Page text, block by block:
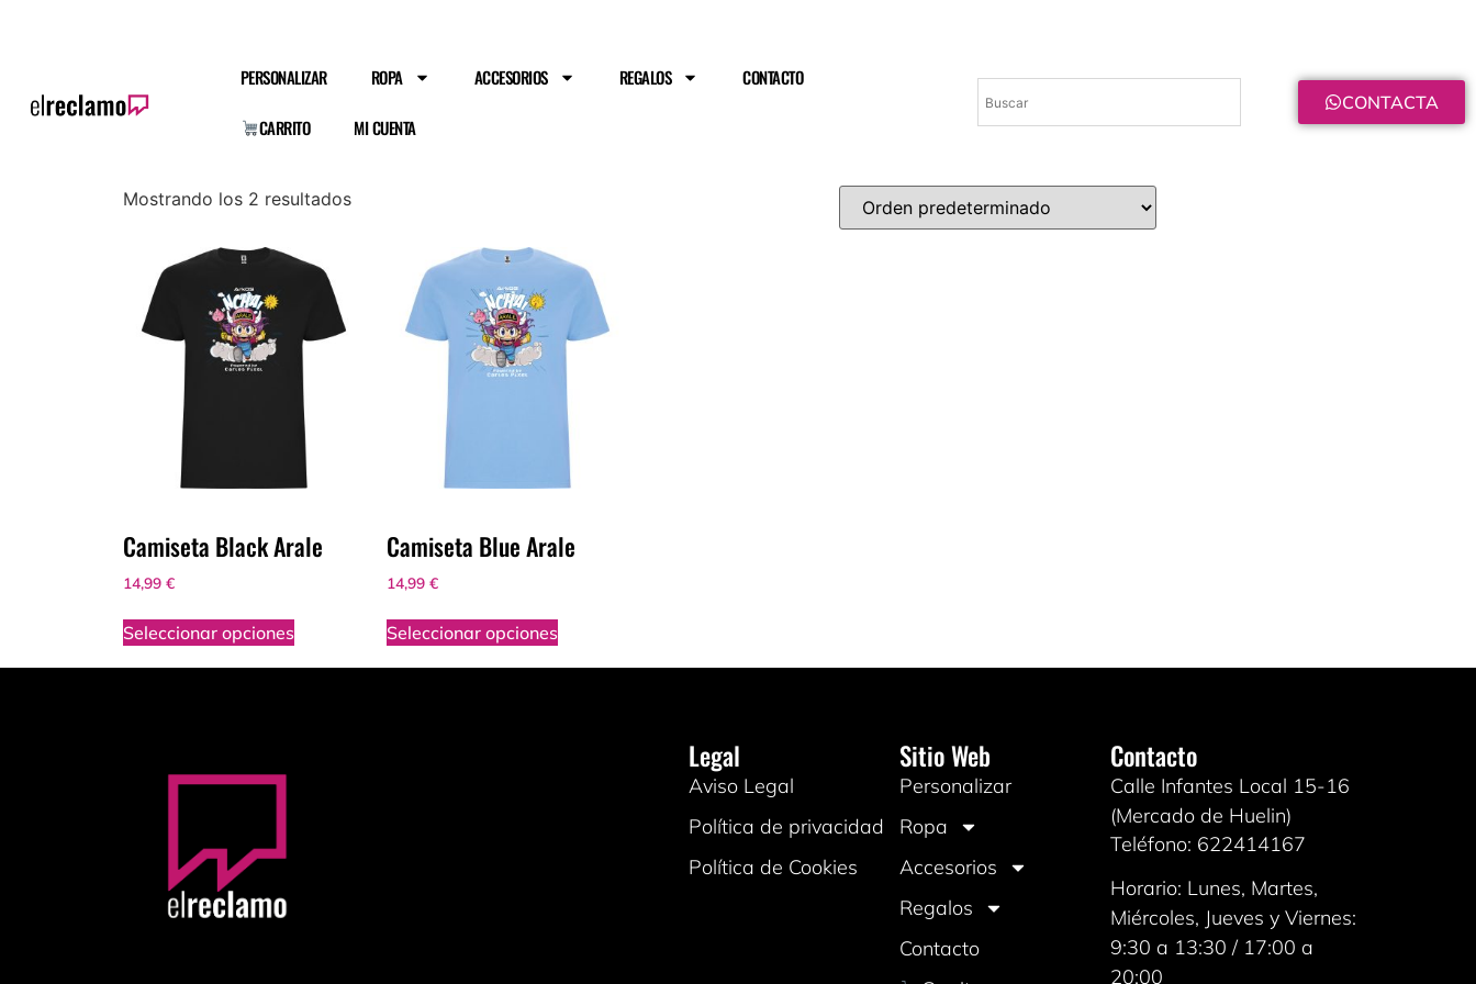
PERSONALIZAR ROPA ACCESORIOS REGALOS CONTACTO
CARRITO MI CUENTA
CONTACTA
Mostrando los 2 resultados
Camiseta Black Arale
14,99 €
Seleccionar opciones
Camiseta Blue Arale
14,99€
Seleccionar opciones
Legal
Aviso Legal
Política de privacidad
Política de Cookies
Sitio Web
Personalizar
Ropa
Accesorios
Regalos
Contacto
Contacto
Calle Infantes Local 15-16
(Mercado de Huelin)
Teléfono: 622414167
Horario: Lunes, Martes,
Miércoles, Jueves y Viernes:
9:30 a 13:30 / 17:00 a
20:00